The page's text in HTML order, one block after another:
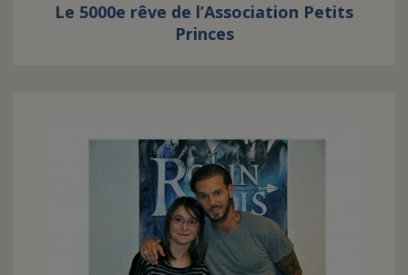
Le 5000e rêve de l’Association Petits
Princes